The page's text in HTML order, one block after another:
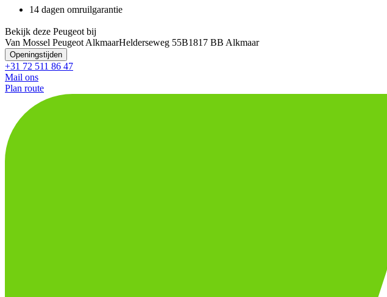
14 dagen omruilgarantie
Bekijk deze Peugeot bij
Van Mossel Peugeot AlkmaarHelderseweg 55B1817 BB Alkmaar
Openingstijden
+31 72 511 86 47
Mail ons
Plan route